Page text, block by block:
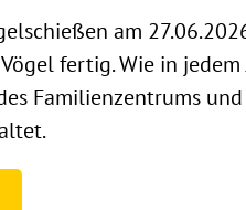
am
fertig. Wie in
Familienzentrums